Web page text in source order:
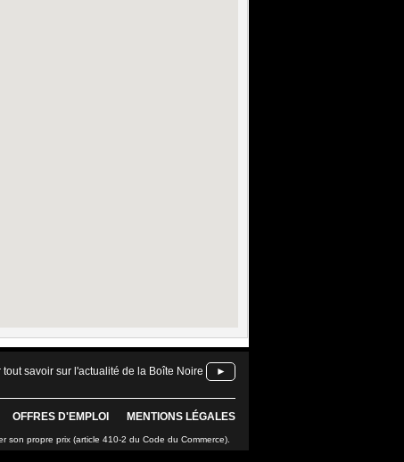
tout savoir sur l'actualité de la Boîte Noire ►
OFFRES D'EMPLOI MENTIONS LÉGALES
propre prix (article 410-2 du Code du Commerce).